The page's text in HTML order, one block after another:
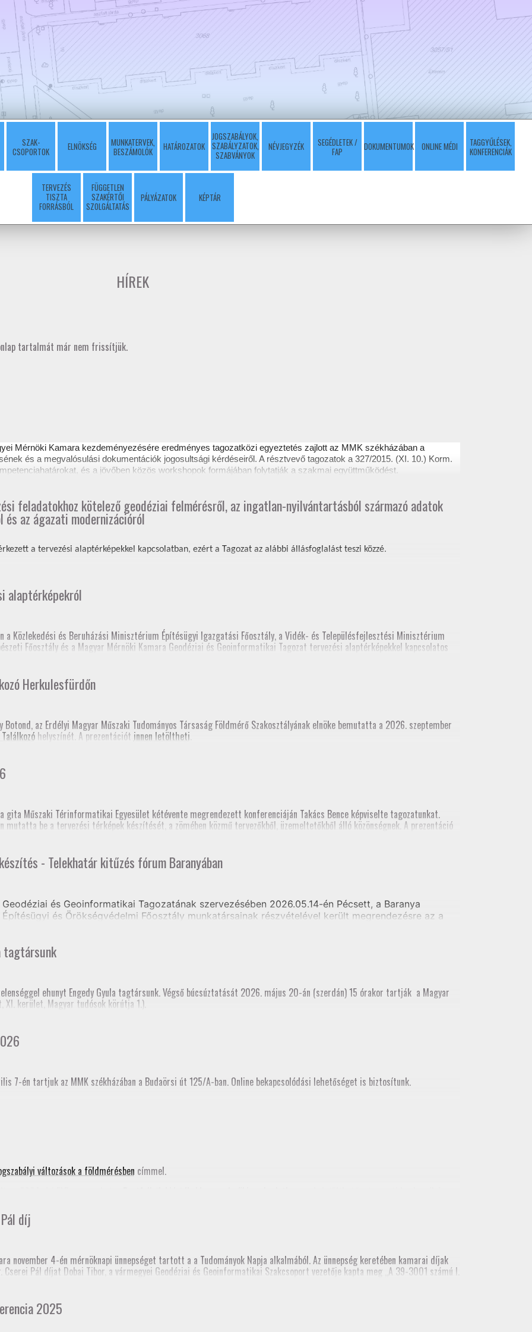
SZAK-
CSOPORTOK
ELNÖKSÉG
MUNKATERVEK,
BESZÁMOLÓK
HATÁROZATOK
JOGSZABÁLYOK,
SZABÁLYZATOK,
SZABVÁNYOK
NÉVJEGYZÉK
SEGÉDLETEK /
FAP
DOKUMENTUMOK ONLINE MÉDI
TAGGYŰLÉSEK,
KONFERENCIÁK
TERVEZÉS
TISZTA
FORRÁSBÓL
FÜGGETLEN
SZAKÉRTŐI
SZOLGÁLTATÁS
PÁLYÁZATOK KÉPTÁR
HÍREK
tartalmát már nem frissítjük.
Mérnöki Kamara kezdeményezésére eredményes tagozatközi egyeztetés zajlott az MMK székházában a
és a megvalósulási dokumentációk jogosultsági kérdéseiről. A résztvevő tagozatok a 327/2015. (XI. 10.) Korm.
és a jövőben közös workshopok formájában folytatják a szakmai együttműködést.
feladatokhoz kötelező geodéziai felmérésről, az ingatlan-nyilvántartásból származó adatok
és az ágazati modernizációról
a tervezési alaptérképekkel kapcsolatban, ezért a Tagozat az alábbi állásfoglalást teszi közzé.
alaptérképekról
a Közlekedési és Beruházási Minisztérium Építésügyi Igazgatási Főosztály, a Vidék- és Településfejlesztési Minisztérium
Főosztály és a Magyar Mérnöki Kamara Geodéziai és Geoinformatikai Tagozat tervezési alaptérképekkel kapcsolatos
elnöksége nagyon sok tájékoztatón és fórumon tartott előadást a tervezési alaptérképekről. A legutolsó előadás
Fórum a szakcsoport szervezésében, szakmagyakorlók, kormányhivatal (építési és földhivatali területről), építész kamara
Fórum a szakcsoport szervezésében, kormányhivatal (építési és földhivatali területről), építész kamara részvételével
Főosztályvezetők Értekezlete (online, mintegy 240 fő földhivatali munkatárs részvételével)
Esztergom
szakmai továbbképzés (teljes megyei földhivatali részvétellel)
Szakfelügyelői Értekezlet (online, mintegy 70 fő részvételével)
Herkulesfürdőn
az Erdélyi Magyar Műszaki Tudományos Társaság Földmérő Szakosztályának elnöke bemutatta a 2026. szeptember
helyszínét. A prezentációt innen letöltheti
gita Műszaki Térinformatikai Egyesület kétévente megrendezett konferenciáján Takács Bence képviselte tagozatunkat.
mutatta be a tervezési térképek készítését, a zömében közmű tervezőkből, üzemeltetőkből álló közönségnek. A prezentáció
volt, hogy a jelenlegi tagozati elnök mellett három korábbi elnök is részt vett.
- Telekhatár kitűzés fórum Baranyában
és Geoinformatikai Tagozatának szervezésében 2026.05.14-én Pécsett, a Baranya
és Örökségvédelmi Főosztály munkatársainak részvételével került megrendezésre az a
tagtársunk
ehunyt Engedy Gyula tagtársunk. Végső búcsúztatását 2026. május 20-án (szerdán) 15 órakor tartják a Magyar
XI. kerület, Magyar tudósok körútja 1.).
7-én tartjuk az MMK székházában a Budaörsi út 125/A-ban. Online bekapcsolódási lehetőséget is biztosítunk.
változások a földmérésben címmel.
díj
november 4-én mérnöknapi ünnepséget tartott a a Tudományok Napja alkalmából. Az ünnepség keretében kamarai díjak
Pál díjat Dobai Tibor, a vármegyei Geodéziai és Geoinformatikai Szakcsoport vezetője kapta meg „A 39-3001 számú I.
Kamara korábbi elnöke, akinek emlékére alapították a díjat.
2025